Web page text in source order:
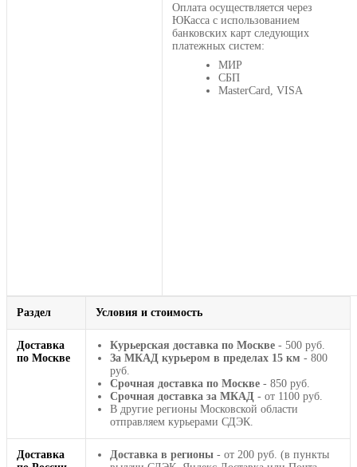
Оплата осуществляется через
ЮКасса с использованием
банковских карт следующих
платежных систем:
МИР
СБП
MasterCard, VISA
Раздел Условия и стоимость
Доставка
по Москве
Курьерская доставка по Москве - 500 руб.
За МКАД курьером в пределах 15 км - 800
руб.
Срочная доставка по Москве - 850 руб.
Срочная доставка за МКАД - от 1100 руб.
В другие регионы Московской области
отправляем курьерами СДЭК.
Доставка
Доставка в регионы - от 200 руб. (в пункты